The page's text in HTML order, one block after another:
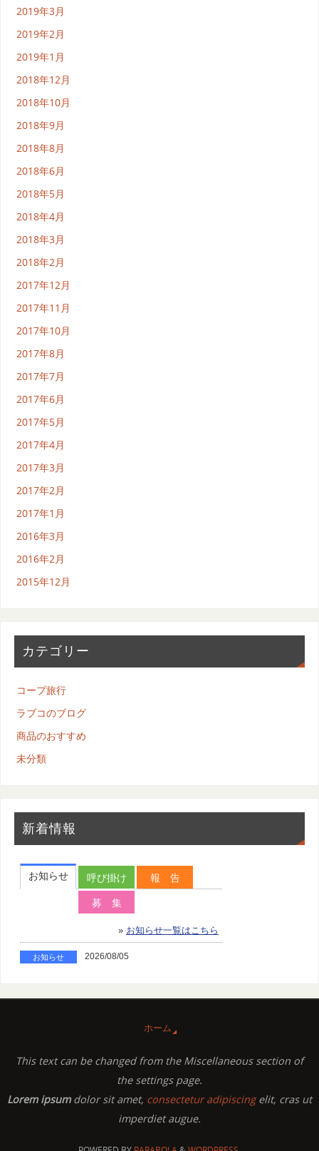
2019年3月
2019年2月
2019年1月
2018年12月
2018年10月
2018年9月
2018年8月
2018年6月
2018年5月
2018年4月
2018年3月
2018年2月
2017年12月
2017年11月
2017年10月
2017年8月
2017年7月
2017年6月
2017年5月
2017年4月
2017年3月
2017年2月
2017年1月
2016年3月
2016年2月
2015年12月
カテゴリー
コープ旅行
ラブコのブログ
商品のおすすめ
未分類
新着情報
ホーム
This text can be changed from the Miscellaneous section of
the settings page.
Lorem ipsumdolor sit amet, consectetur adipiscingelit, cras ut
imperdiet augue.